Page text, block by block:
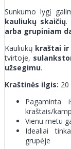
Sunkumo lygį
kauliukų skaičių.
arba grupiniam
Kauliukų kraštai ir
tvirtoje,
užsegimu.
Kraštinės ilgis:
Pagaminta
kraštais/
Vienu metu
Idealiai
grupėje